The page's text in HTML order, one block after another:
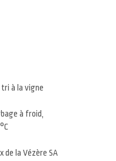
à la vigne
à froid,
de la Vézère SA